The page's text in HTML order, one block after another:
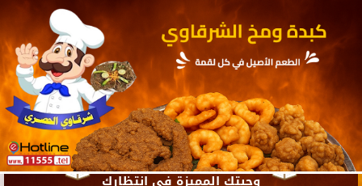
وجبتك المميزة في انتظارك